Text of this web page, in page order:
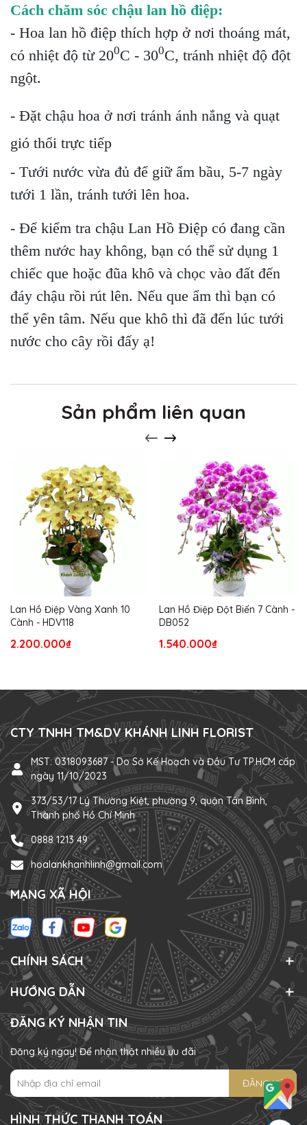
Cách chăm sóc chậu lan hồ điệp:
- Hoa lan hồ điệp thích hợp ở nơi thoáng mát,
có nhiệt độ từ 200C - 300C, tránh nhiệt độ đột
ngột.
- Đặt chậu hoa ở nơi tránh ánh nắng và quạt
gió thổi trực tiếp
- Tưới nước vừa đủ để giữ ẩm bầu, 5-7 ngày
tưới 1 lần, tránh tưới lên hoa.
- Để kiểm tra chậu Lan Hồ Điệp có đang cần
thêm nước hay không, bạn có thể sử dụng 1
chiếc que hoặc đũa khô và chọc vào đất đến
đáy chậu rồi rút lên. Nếu que ẩm thì bạn có
thể yên tâm. Nếu que khô thì đã đến lúc tưới
nước cho cây rồi đấy ạ!
Sản phẩm liên quan
Lan Hồ Điệp Vàng Xanh 10
Cành - HDV118
2.200.000₫
Lan Hồ Điệp Đột Biến 7 Cành -
DB052
1.540.000₫
CTY TNHH TM&DV KHÁNH LINH FLORIST
MST: 0318093687 - Do Sở Kế Hoạch và Đầu Tư TP.HCM cấp
ngày 11/10/2023
373/53/17 Lý Thường Kiệt, phường 9, quận Tân Bình,
Thành phố Hồ Chí Minh
0888 1213 49
hoalankhanhlinh@gmail.com
MẠNG XÃ HỘI
CHÍNH SÁCH
HƯỚNG DẪN
ĐĂNG KÝ NHẬN TIN
Đăng ký ngay! Để nhận thật nhiều ưu đãi
ĐĂNG KÝ
HÌNH THỨC THANH TOÁN